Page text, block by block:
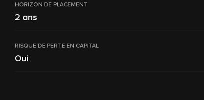
HORIZON DE PLACEMENT
2 ans
RISQUE DE PERTE EN CAPITAL
Oui